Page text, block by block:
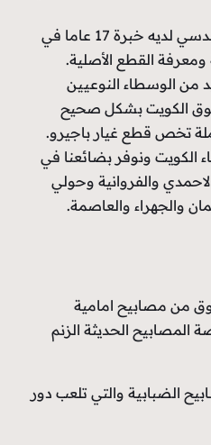
كما نمتاز بقسمنا الهندسي لديه خبرة 17 عاما في
ومعرفة القطع الأصلية.
من الوسطاء النوعيين
الكويت بشكل صحيح
تخص قطع غيار باجيرو.
الكويت ونوفر بضائعنا في
والفروانية وحولي
والجهراء والعاصمة.
من مصابيح امامية
المصابيح الحديثة الزنم
الضبابية والتي تلعب دور